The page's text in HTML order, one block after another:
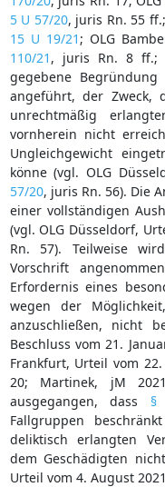
5 U 57/20, juris Rn. 55
15 U 19/21 ; OLG
110/21 , juris Rn. 8 ff.;
gegebene
angeführt, der Zweck,
unrechtmäßig
vornherein nicht
Ungleichgewicht
könne (vgl. OLG
57/20, juris Rn. 56). Die
einer vollständigen
(vgl. OLG Düsseldorf,
Rn. 57). Teilweise
Vorschrift
Erfordernis eines
wegen der
anzuschließen, nicht
Beschluss vom 21.
Frankfurt, Urteil vom
20; Martinek, jM
ausgegangen, dass §
Fallgruppen
deliktisch erlangten
dem Geschädigten
Urteil vom 4. August